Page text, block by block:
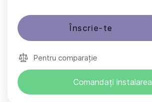
Înscrie-te
Pentru comparație
Comandați instalarea